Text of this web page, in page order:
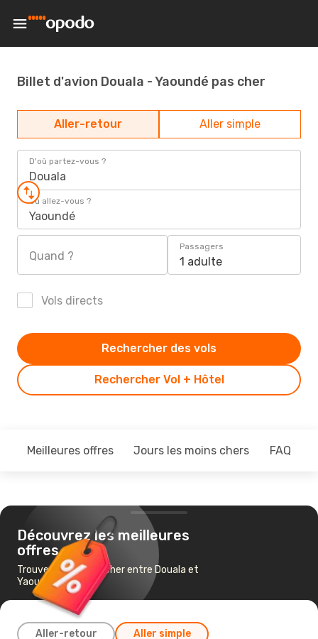
Billet d'avion Douala - Yaoundé pas cher
Aller-retour Aller simple
D'où partez-vous ?
Douala
Où allez-vous ?
Yaoundé
Quand ?
Passagers
1 adulte
Vols directs
Rechercher Vol + Hôtel
Rechercher des vols
Meilleures offres Jours les moins chers FAQ
Découvrez les meilleures
offres
Trouvez un vol pas cher entre Douala et
Yaoundé
Aller-retour Aller simple